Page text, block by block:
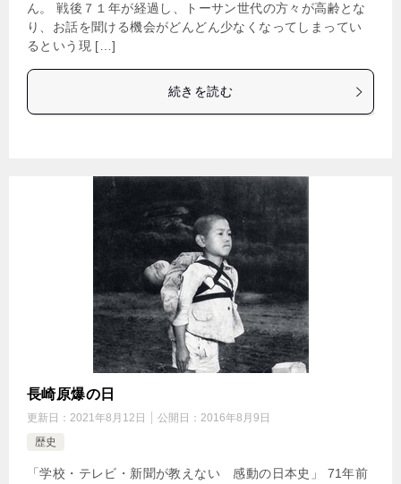
ん。 戦後７１年が経過し、トーサン世代の方々が高齢とな
り、お話を聞ける機会がどんどん少なくなってしまってい
るという現 […]
続きを読む
長崎原爆の日
更新日： 2021年8月12日 公開日： 2016年8月9日
歴史
「学校・テレビ・新聞が教えない 感動の日本史」 71年前